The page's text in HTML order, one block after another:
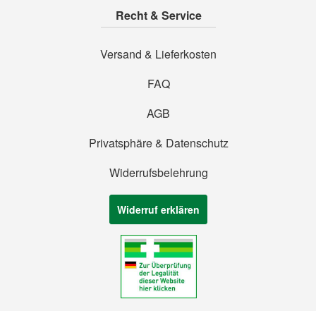
Recht & Service
Versand & Lieferkosten
FAQ
AGB
Privatsphäre & Datenschutz
Widerrufsbelehrung
Widerruf erklären